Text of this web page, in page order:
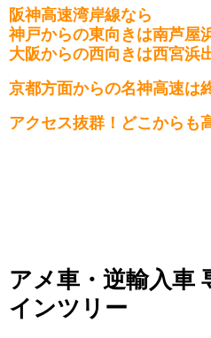
阪神高速湾岸線なら
神戸からの東向きは南芦屋
大阪からの西向きは西宮浜
京都方面からの名神高速は
アクセス抜群！どこからも
アメ車・逆輸入
インツリー